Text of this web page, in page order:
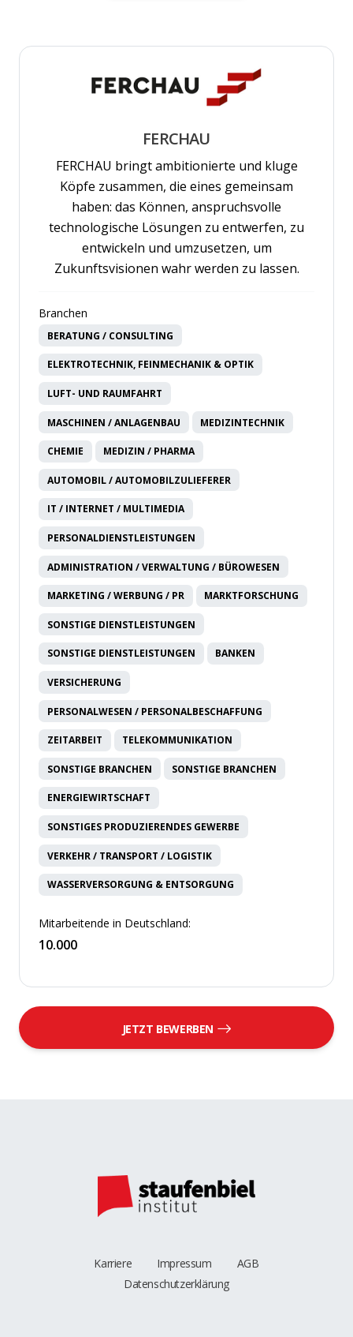
FERCHAU
FERCHAU bringt ambitionierte und kluge
Köpfe zusammen, die eines gemeinsam
haben: das Können, anspruchsvolle
technologische Lösungen zu entwerfen, zu
entwickeln und umzusetzen, um
Zukunftsvisionen wahr werden zu lassen.
Branchen
BERATUNG / CONSULTING
ELEKTROTECHNIK, FEINMECHANIK & OPTIK
LUFT- UND RAUMFAHRT
MASCHINEN / ANLAGENBAU MEDIZINTECHNIK
CHEMIE MEDIZIN / PHARMA
AUTOMOBIL / AUTOMOBILZULIEFERER
IT / INTERNET / MULTIMEDIA
PERSONALDIENSTLEISTUNGEN
ADMINISTRATION / VERWALTUNG / BÜROWESEN
MARKETING / WERBUNG / PR MARKTFORSCHUNG
SONSTIGE DIENSTLEISTUNGEN
SONSTIGE DIENSTLEISTUNGEN BANKEN
VERSICHERUNG
PERSONALWESEN / PERSONALBESCHAFFUNG
ZEITARBEIT TELEKOMMUNIKATION
SONSTIGE BRANCHEN SONSTIGE BRANCHEN
ENERGIEWIRTSCHAFT
SONSTIGES PRODUZIERENDES GEWERBE
VERKEHR / TRANSPORT / LOGISTIK
WASSERVERSORGUNG & ENTSORGUNG
Mitarbeitende in Deutschland:
10.000
JETZT BEWERBEN
Karriere Impressum
AGB
Datenschutzerklärung